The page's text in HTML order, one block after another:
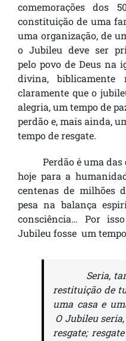
comemorações dos
constituição de uma
uma organização, de
o Jubileu deve ser
pelo povo de Deus na
divina,
claramente que o
alegria, um tempo de
perdão e, mais ainda,
tempo de resgate.
Perdão é uma das
hoje para a
centenas de milhões
pesa na balança
consciência… Por
Jubileu fosse um
Seria,
restituição de
uma casa e
O Jubileu
resgate;